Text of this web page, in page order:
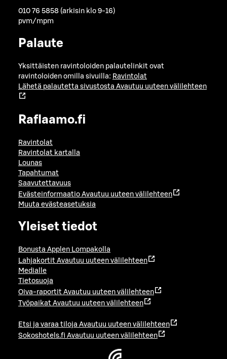
010 76 5858 (arkisin klo 9-16)
pvm/mpm
Palaute
Yksittäisten ravintoloiden palautelinkit ovat
ravintoloiden omilla sivuilla: Ravintolat
Lähetä palautetta sivustosta Avautuu uuteen välilehteen
Raflaamo.fi
Ravintolat
Ravintolat kartalla
Lounas
Tapahtumat
Saavutettavuus
Evästeinformaatio Avautuu uuteen välilehteen
Muuta evästeasetuksia
Yleiset tiedot
Bonusta Applen Lompakolla
Lahjakortit Avautuu uuteen välilehteen
Medialle
Tietosuoja
Oiva-raportit Avautuu uuteen välilehteen
Työpaikat Avautuu uuteen välilehteen
Etsi ja varaa tiloja Avautuu uuteen välilehteen
Sokoshotels.fi Avautuu uuteen välilehteen